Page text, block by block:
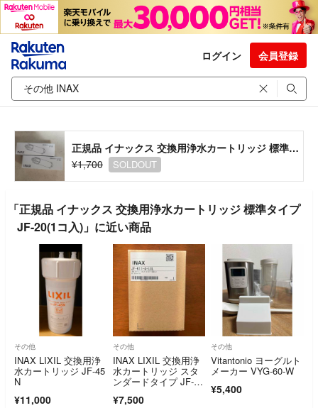
ログイン 会員登録
正規品 イナックス 交換用浄水カートリッジ 標準タイプ JF-20(1コ入)
¥1,700
SOLDOUT
「正規品 イナックス 交換用浄水カートリッジ 標準タイプ
JF-20(1コ入)」に近い商品
その他
INAX LIXIL 交換用浄
水カートリッジ JF-45
N
¥11,000
その他
INAX LIXIL 交換用浄
水カートリッジ スタ
ンダードタイプ JF-K1
¥7,500
その他
Vitantonio ヨーグルト
メーカー VYG-60-W
¥5,400